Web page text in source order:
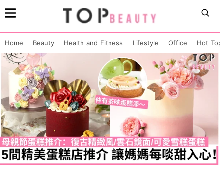
Home Beauty Health and Fitness Lifestyle Office Hot